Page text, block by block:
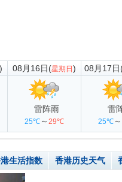
) 08月16日(星期日 )
雷阵雨
25℃ ～ 29℃
08月17
雷
25℃ ～
生活指数 香港历史天气